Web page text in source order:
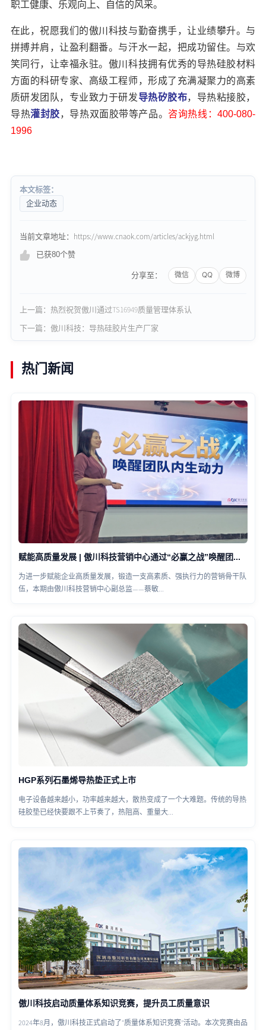
职工健康、乐观向上、自信的风采。
在此，祝愿我们的傲川科技与勤奋携手，让业绩攀升。与
拼搏并肩，让盈利翻番。与汗水一起，把成功留住。与欢
笑同行，让幸福永驻。傲川科技拥有优秀的导热硅胶材料
方面的科研专家、高级工程师，形成了充满凝聚力的高素
质研发团队，专业致力于研发导热矽胶布，导热粘接胶，
导热灌封胶，导热双面胶带等产品。 咨询热线：400-080-
1996
本文标签：
企业动态
当前文章地址：https://www.cnaok.com/articles/ackjyg.html
已获80个赞
分享至：
上一篇：热烈祝贺傲川通过TS16949质量管理体系认
下一篇：傲川科技：导热硅胶片生产厂家
热门新闻
赋能高质量发展 | 傲川科技营销中心通过“必赢之战”唤醒团队内生动力
为进一步赋能企业高质量发展，锻造一支高素质、强执行力的营销骨干队
伍，本期由傲川科技营销中心副总监——蔡敏...
​HGP系列石墨烯导热垫正式上市
电子设备越来越小，功率越来越大，散热变成了一个大难题。传统的导热
硅胶垫已经快要跟不上节奏了，热阻高、重量大...
傲川科技启动质量体系知识竞赛，提升员工质量意识
2024年8月，傲川科技正式启动了“质量体系知识竞赛”活动。本次竞赛由品